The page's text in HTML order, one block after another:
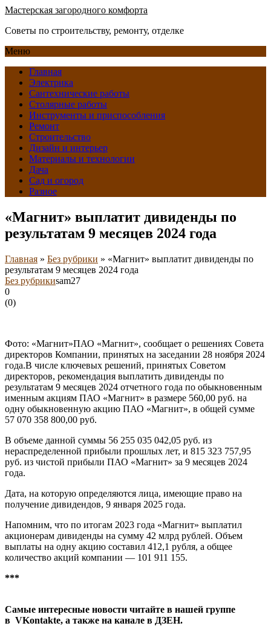
Мастерская загородного комфорта
Советы по строительству, ремонту, отделке
Меню
Главная
Электрика
Сантехнические работы
Столярные работы
Инструменты и приспособления
Ремонт
Строительство
Дизайн и интерьер
Материалы и технологии
Дача
Сад и огород
Разное
«Магнит» выплатит дивиденды по
результатам 9 месяцев 2024 года
Главная » Без рубрики » «Магнит» выплатит дивиденды по
результатам 9 месяцев 2024 года
Без рубрикиsam27
0
(0)
Фото: «Магнит»ПАО «Магнит», сообщает о решениях Совета
директоров Компании, принятых на заседании 28 ноября 2024
года.В числе ключевых решений, принятых Советом
директоров, рекомендация выплатить дивиденды по
результатам 9 месяцев 2024 отчетного года по обыкновенным
именным акциям ПАО «Магнит» в размере 560,00 руб. на
одну обыкновенную акцию ПАО «Магнит», в общей сумме
57 070 358 800,00 руб.
В объеме данной суммы 56 255 035 042,05 руб. из
нераспределенной прибыли прошлых лет, и 815 323 757,95
руб. из чистой прибыли ПАО «Магнит» за 9 месяцев 2024
года.
Дата, на которую определяются лица, имеющие право на
получение дивидендов, 9 января 2025 года.
Напомним, что по итогам 2023 года «Магнит» выплатил
акционерам дивиденды на сумму 42 млрд рублей. Объем
выплаты на одну акцию составил 412,1 рубля, а общее
количество акций компании — 101 911 155.
***
Самые интересные новости читайте в нашей группе
в VKontakte, а также на канале в ДЗЕН.